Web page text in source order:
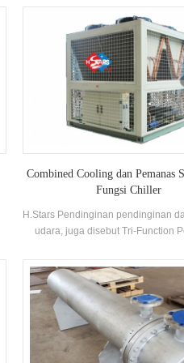
kontrol cerdas, efisiensi tinggi dan
operasi stabil
Combined Cooling dan Pemanas
Fungsi Chiller
H.Stars Pendinginan pendinginan
udara, juga disebut Tri-Function
pemanasan, air panas,
panas, dan pemanasan dengan
dapat digunakan di musim
pendinginan, dan pada saat
menghasilkan air panas, atau
pendinginan Pada musim semi
gugur saat Tidak perlu